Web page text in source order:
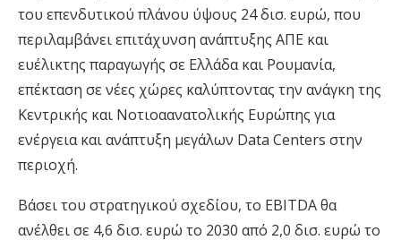
του επενδυτικού πλάνου ύψους 24 δισ. ευρώ, που
περιλαμβάνει επιτάχυνση ανάπτυξης ΑΠΕ και
ευέλικτης παραγωγής σε Ελλάδα και Ρουμανία,
επέκταση σε νέες χώρες καλύπτοντας την ανάγκη της
Κεντρικής και Νοτιοαανατολικής Ευρώπης για
ενέργεια και ανάπτυξη μεγάλων Data Centers στην
περιοχή.
Βάσει του στρατηγικού σχεδίου, το EBITDA θα
ανέλθει σε 4,6 δισ. ευρώ το 2030 από 2,0 δισ. ευρώ το